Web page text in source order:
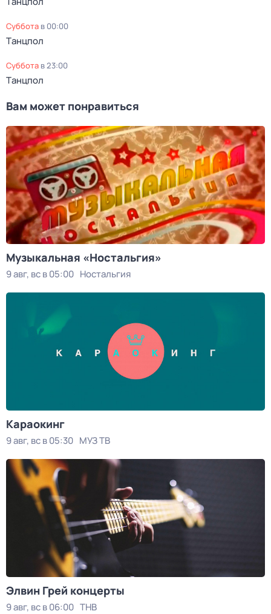
суббота в 00:00
Tанцпoл
суббота в23:00
Tанцпoл
Вам может понравиться
Музыкальная «Ностальгия»
9 авг, вс в 05:00 Ностальгия
Kаpаокинг
9 авг, вс в 05:30 МУЗ ТВ
Элвин Грей концерты
9 авг, вс в 06:00 ТНВ